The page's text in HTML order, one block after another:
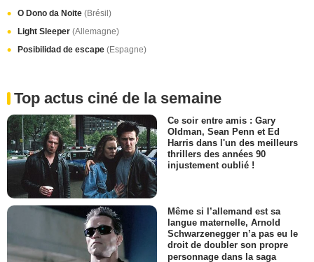
O Dono da Noite (Brésil)
Light Sleeper (Allemagne)
Posibilidad de escape (Espagne)
Top actus ciné de la semaine
Ce soir entre amis : Gary
Oldman, Sean Penn et Ed
Harris dans l'un des meilleurs
thrillers des années 90
injustement oublié !
Même si l’allemand est sa
langue maternelle, Arnold
Schwarzenegger n’a pas eu le
droit de doubler son propre
personnage dans la saga